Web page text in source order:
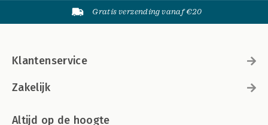
Gratis verzending vanaf €20
Klantenservice
Zakelijk
Altijd op de hoogte